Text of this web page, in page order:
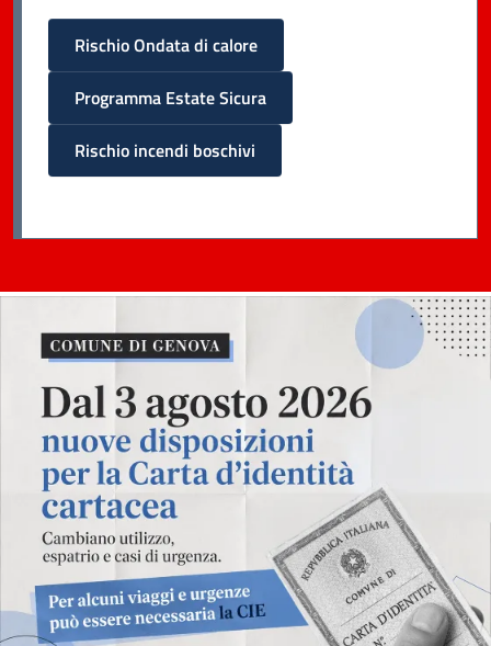
Rischio Ondata di calore
Programma Estate Sicura
Rischio incendi boschivi